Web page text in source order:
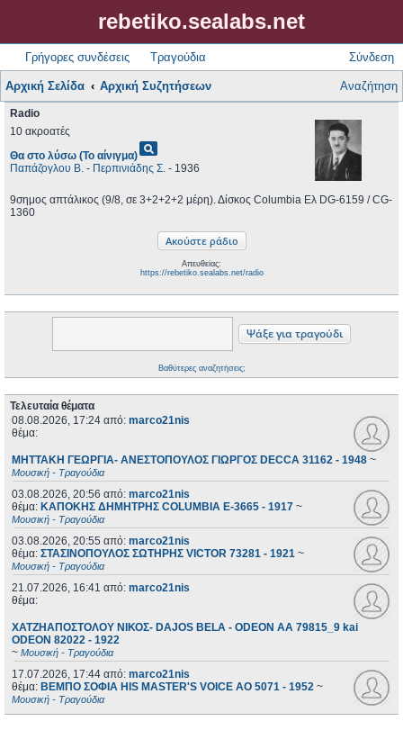
rebetiko.sealabs.net
Γρήγορες συνδέσεις Τραγούδια Σύνδεση
Αρχική Σελίδα Αρχική Συζητήσεων Αναζήτηση
Radio
10 ακροατές
Θα στο λύσω (Το αίνιγμα)pageview
Παπάζογλου Β. - Περπινιάδης Σ. - 1936
9σημος απτάλικος (9/8, σε 3+2+2+2 μέρη). Δίσκος Columbia Ελ DG-6159 / CG-
1360
Απευθείας:
https://rebetiko.sealabs.net/radio
Βαθύτερες αναζητήσεις;
Τελευταία θέματα
08.08.2026, 17:24 από: marco21nis
θέμα:
ΜΗΤΤΑΚΗ ΓΕΩΡΓΙΑ- ΑΝΕΣΤΟΠΟΥΛΟΣ ΓΙΩΡΓΟΣ DECCA 31162 - 1948 ~
Μουσική - Τραγούδια
03.08.2026, 20:56 από: marco21nis
θέμα: ΚΑΠΟΚΗΣ ΔΗΜΗΤΡΗΣ COLUMBIA E-3665 - 1917 ~
Μουσική - Τραγούδια
03.08.2026, 20:55 από: marco21nis
θέμα: ΣΤΑΣΙΝΟΠΟΥΛΟΣ ΣΩΤΗΡΗΣ VICTOR 73281 - 1921 ~
Μουσική - Τραγούδια
21.07.2026, 16:41 από: marco21nis
θέμα:
ΧΑΤΖΗΑΠΟΣΤΟΛΟΥ ΝΙΚΟΣ- DAJOS BELA - ODEON AA 79815_9 kai
ODEON 82022 - 1922
~ Μουσική - Τραγούδια
17.07.2026, 17:44 από: marco21nis
θέμα: ΒΕΜΠΟ ΣΟΦΙΑ HIS MASTER'S VOICE AO 5071 - 1952 ~
Μουσική - Τραγούδια